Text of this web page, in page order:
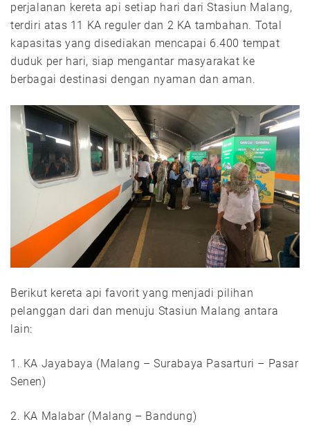
perjalanan kereta api setiap hari dari Stasiun Malang,
terdiri atas 11 KA reguler dan 2 KA tambahan. Total
kapasitas yang disediakan mencapai 6.400 tempat
duduk per hari, siap mengantar masyarakat ke
berbagai destinasi dengan nyaman dan aman.
Berikut kereta api favorit yang menjadi pilihan
pelanggan dari dan menuju Stasiun Malang antara
lain:
1. KA Jayabaya (Malang – Surabaya Pasarturi – Pasar
Senen)
2. KA Malabar (Malang – Bandung)